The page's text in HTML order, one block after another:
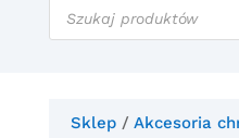
produktów
Sklep/ Akcesoria